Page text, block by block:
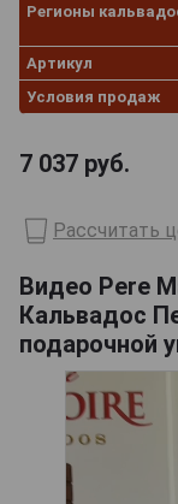
Регионы
Артикул
Условия продаж
7 037 руб.
Рассчитать
Видео Pere
Кальвадос
подарочной